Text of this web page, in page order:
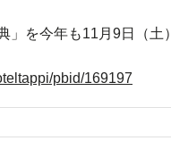
を今年も11月9日（土
pbid/169197